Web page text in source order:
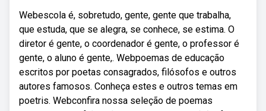
Webescola é, sobretudo, gente, gente que trabalha,
que estuda, que se alegra, se conhece, se estima. O
diretor é gente, o coordenador é gente, o professor é
gente, o aluno é gente,. Webpoemas de educação
escritos por poetas consagrados, filósofos e outros
autores famosos. Conheça estes e outros temas em
poetris. Webconfira nossa seleção de poemas